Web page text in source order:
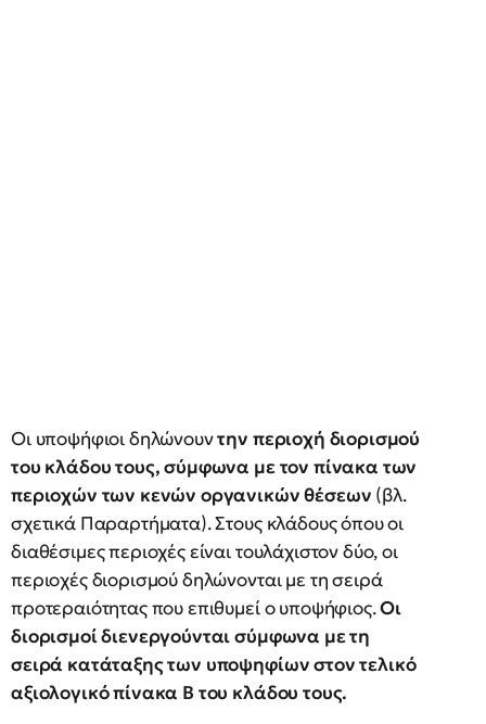
Οι υποψήφιοι δηλώνουντην περιοχή διορισμού
του κλάδου τους, σύμφωνα με τον πίνακα των
περιοχών των κενών οργανικών θέσεων (βλ.
σχετικά Παραρτήματα). Στους κλάδους όπου οι
διαθέσιμες περιοχές είναι τουλάχιστον δύο, οι
περιοχές διορισμού δηλώνονται με τη σειρά
προτεραιότητας που επιθυμεί ο υποψήφιος.Οι
διορισμοί διενεργούνται σύμφωνα με τη
σειρά κατάταξης των υποψηφίων στον τελικό
αξιολογικό πίνακα Β του κλάδου τους.